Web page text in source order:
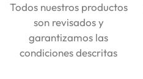
Todos nuestros productos
son revisados y
garantizamos las
condiciones descritas